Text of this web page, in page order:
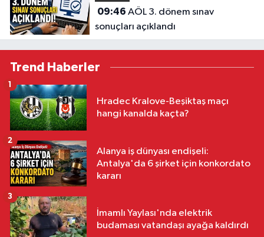
09:46
sonuçları açıklandı
Trend Haberler
Hradec Kralove-Beşiktaş maçı
hangi kanalda kaçta?
1
Alanya iş dünyası endişeli:
Antalya'da 6 şirket için konkordato
kararı
2
İmamlı Yaylası'nda elektrik
budaması vatandaşı ayağa kaldırdı
3